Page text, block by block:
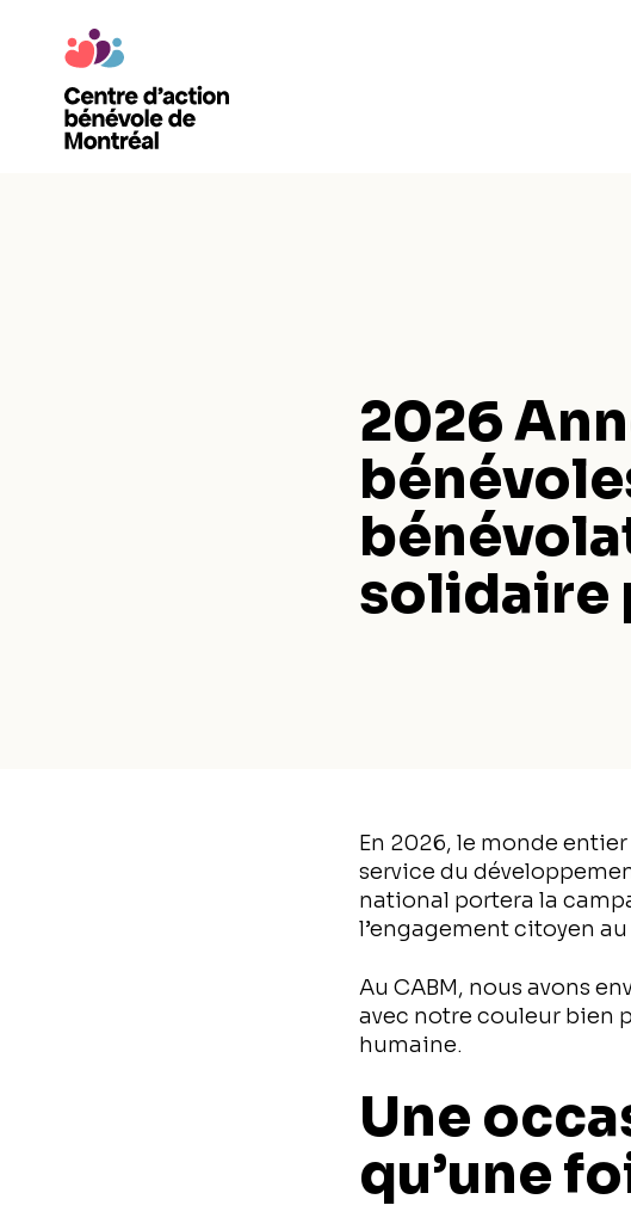
2026
solidaire
En 2026, le monde
service du
national portera la
l’engagement citoyen
Au CABM, nous avons
avec notre couleur bien
humaine.
Une
qu’une